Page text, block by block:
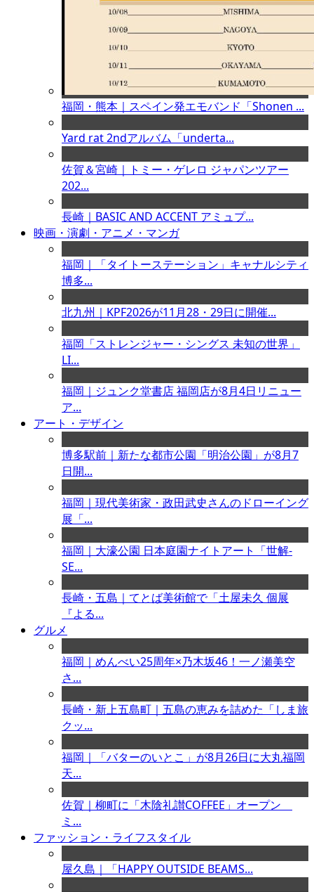
福岡・熊本｜スペイン発エモバンド「Shonen ...
Yard rat 2ndアルバム「underta...
佐賀＆宮崎｜トミー・ゲレロ ジャパンツアー
202...
長崎｜BASIC AND ACCENT アミュプ...
映画・演劇・アニメ・マンガ
福岡｜「タイトーステーション」キャナルシティ
博多...
北九州｜KPF2026が11月28・29日に開催...
福岡「ストレンジャー・シングス 未知の世界」
LI...
福岡｜ジュンク堂書店 福岡店が8月4日リニュー
ア...
アート・デザイン
博多駅前｜新たな都市公園「明治公園」が8月7
日開...
福岡｜現代美術家・政田武史さんのドローイング
展「...
福岡｜大濠公園 日本庭園ナイトアート「世解-
SE...
長崎・五島｜てとば美術館で「土屋未久 個展
『よる...
グルメ
福岡｜めんべい25周年×乃木坂46！一ノ瀬美空
さ...
長崎・新上五島町｜五島の恵みを詰めた「しま旅
クッ...
福岡｜「バターのいとこ」が8月26日に大丸福岡
天...
佐賀｜柳町に「木陰礼讃COFFEE」オープン
ミ...
ファッション・ライフスタイル
屋久島｜「HAPPY OUTSIDE BEAMS...